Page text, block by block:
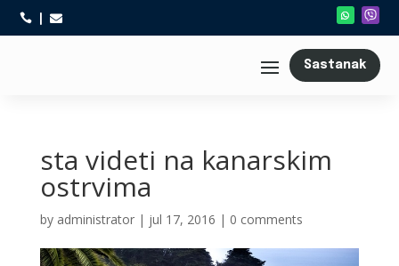
 
Sastanak
sta videti na kanarskim
ostrvima
by administrator| jul 17, 2016 | 0 comments